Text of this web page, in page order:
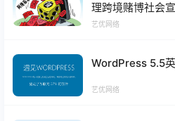
理跨境赌博社会
艺优网络
WordPress 5.5
艺优网络